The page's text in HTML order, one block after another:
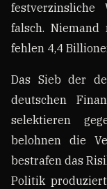
festverzinsliche
falsch. Niemand
fehlen 4,4
Das Sieb der
deutschen
selektieren
belohnen die
bestrafen das
Politik